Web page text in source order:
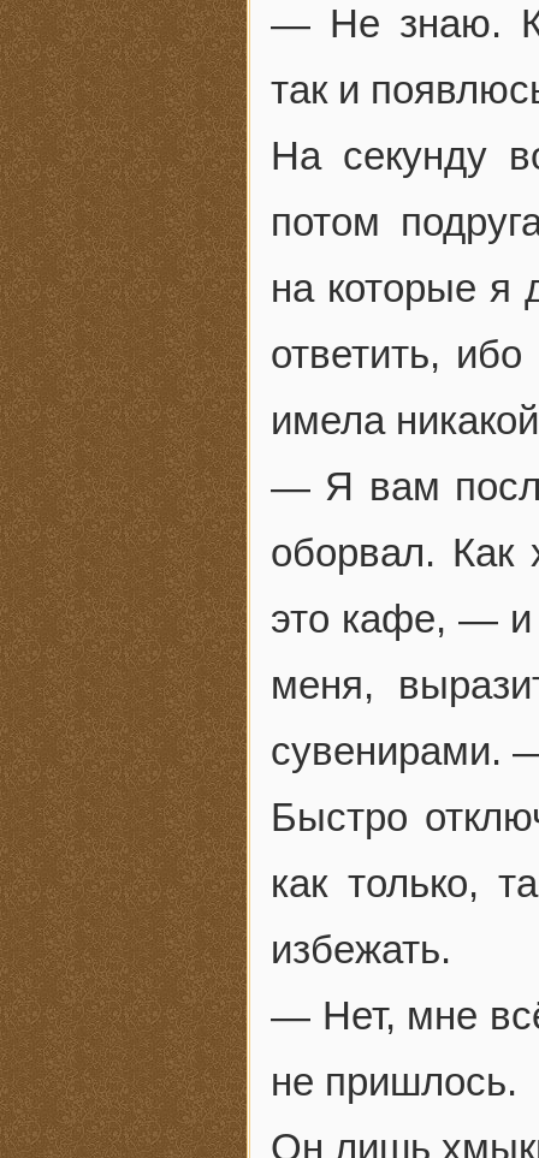
— Не знаю.
так и
На секунду
потом
на которые я
ответить,
имела
— Я вам
оборвал. Как
это кафе, — и
меня,
сувенирами.
Быстро
как только,
избежать.
— Нет, мне
не пришлось.
Он лишь